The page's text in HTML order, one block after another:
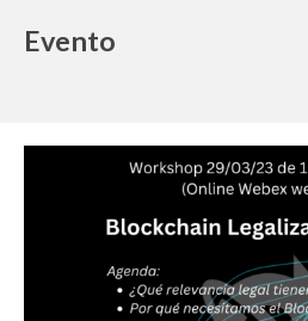
Evento